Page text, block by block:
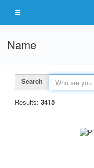
Name
Search
Results: 3415